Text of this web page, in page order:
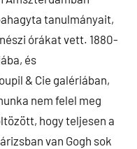
tanulmányait,
órákat vett. 1880-
és
& Cie galériában,
nem felel meg
hogy teljesen a
van Gogh sok